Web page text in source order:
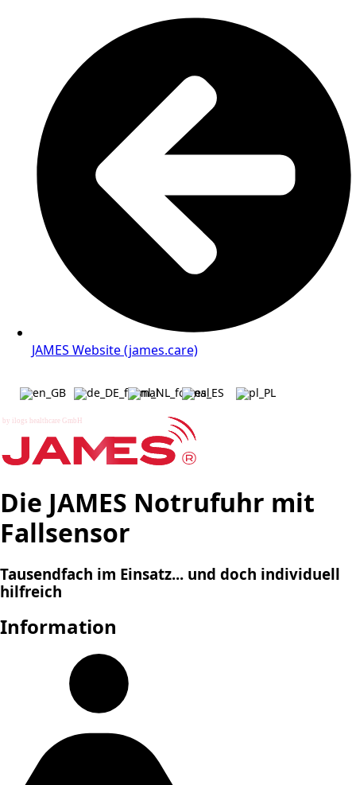
JAMES Website (james.care)
by i logs hea lt hcare Gm b H
Die JAMES Notrufuhr mit
Fallsensor
Tausendfach im Einsatz... und doch individuell
hilfreich
Information